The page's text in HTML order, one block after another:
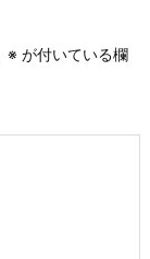
※ が付いている欄